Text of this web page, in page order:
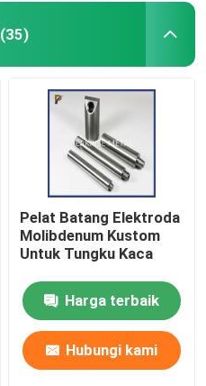
(35)
Pelat Batang Elektroda
Molibdenum Kustom
Untuk Tungku Kaca
Harga terbaik
Hubungi kami